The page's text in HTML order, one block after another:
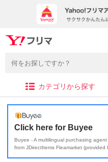
カテゴリから探す
Click here for Buyee
Buyee - A multilingual purchasing
from JDirectItems Fleamarket (provided